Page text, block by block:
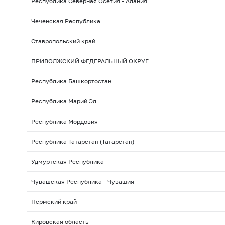
Чеченская Республика
Ставропольский край
ПРИВОЛЖСКИЙ ФЕДЕРАЛЬНЫЙ ОКРУГ
Республика Башкортостан
Республика Марий Эл
Республика Мордовия
Республика Татарстан (Татарстан)
Удмуртская Республика
Чувашская Республика - Чувашия
Пермский край
Кировская область